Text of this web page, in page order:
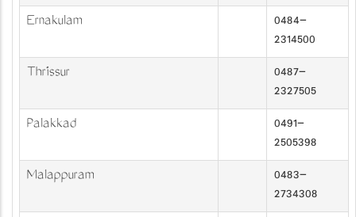
Ernakulam
0484-
2314500
Thrissur
0487-
2327505
Palakkad
0491-
2505398
Malappuram
0483-
2734308